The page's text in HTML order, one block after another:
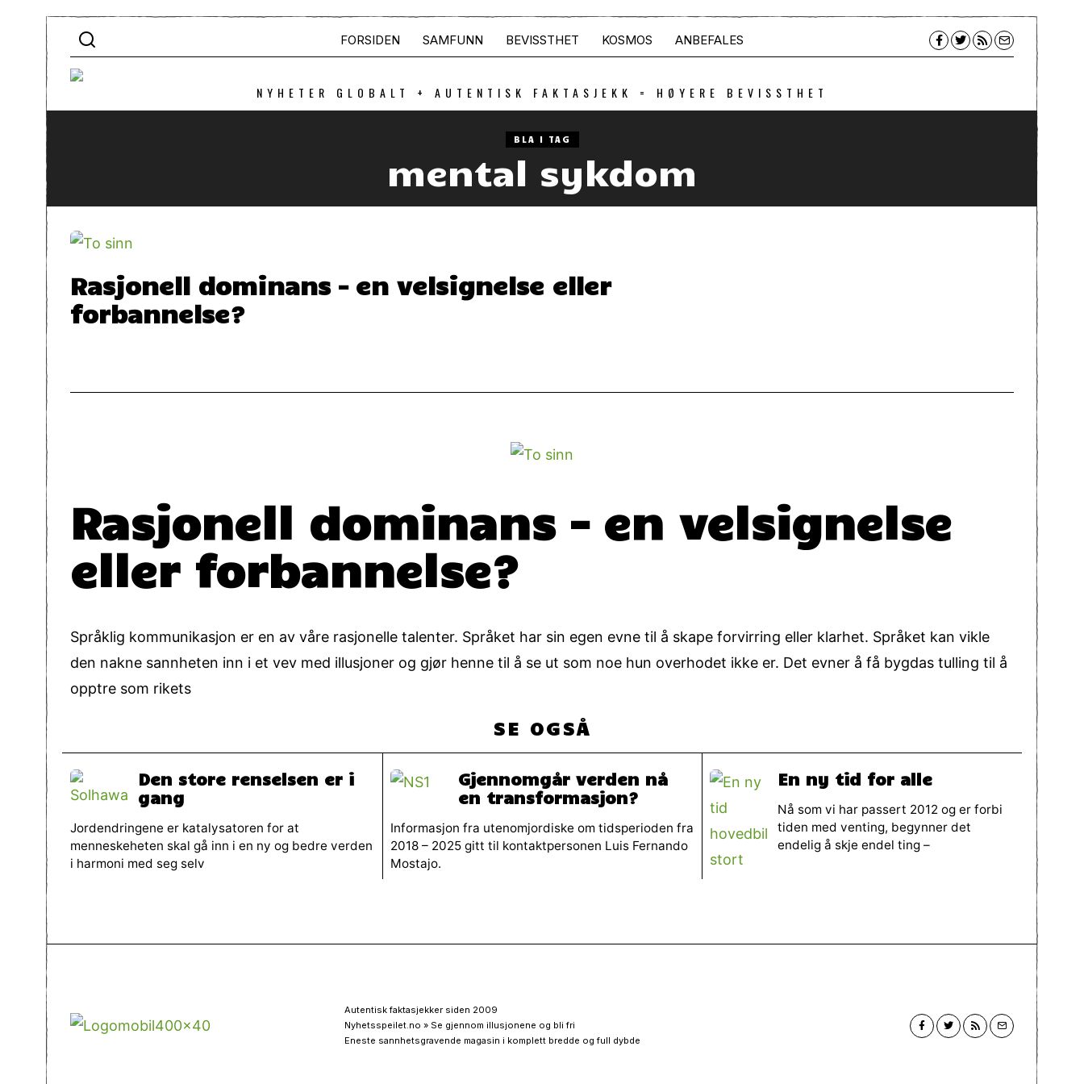
FORSIDEN SAMFUNN BEVISSTHET KOSMOS ANBEFALES
NYHETER GLOBALT + AUTENTISK FAKTASJEKK = HØYERE BEVISSTHET
BLA I TAG
mental sykdom
Rasjonell dominans – en velsignelse eller
forbannelse?
Rasjonell dominans – en velsignelse
eller forbannelse?
Språklig kommunikasjon er en av våre rasjonelle talenter. Språket har sin egen evne til å skape forvirring eller klarhet. Språket kan vikle
den nakne sannheten inn i et vev med illusjoner og gjør henne til å se ut som noe hun overhodet ikke er. Det evner å få bygdas tulling til å
opptre som rikets
SE OGSÅ
Den store renselsen er i
gang
Jordendringene er katalysatoren for at
menneskeheten skal gå inn i en ny og bedre verden
i harmoni med seg selv
Gjennomgår verden nå
en transformasjon?
Informasjon fra utenomjordiske om tidsperioden fra
2018 – 2025 gitt til kontaktpersonen Luis Fernando
Mostajo.
En ny tid for alle
Nå som vi har passert 2012 og er forbi
tiden med venting, begynner det
endelig å skje endel ting –
Autentisk faktasjekker siden 2009
Nyhetsspeilet.no » Se gjennom illusjonene og bli fri
Eneste sannhetsgravende magasin i komplett bredde og full dybde